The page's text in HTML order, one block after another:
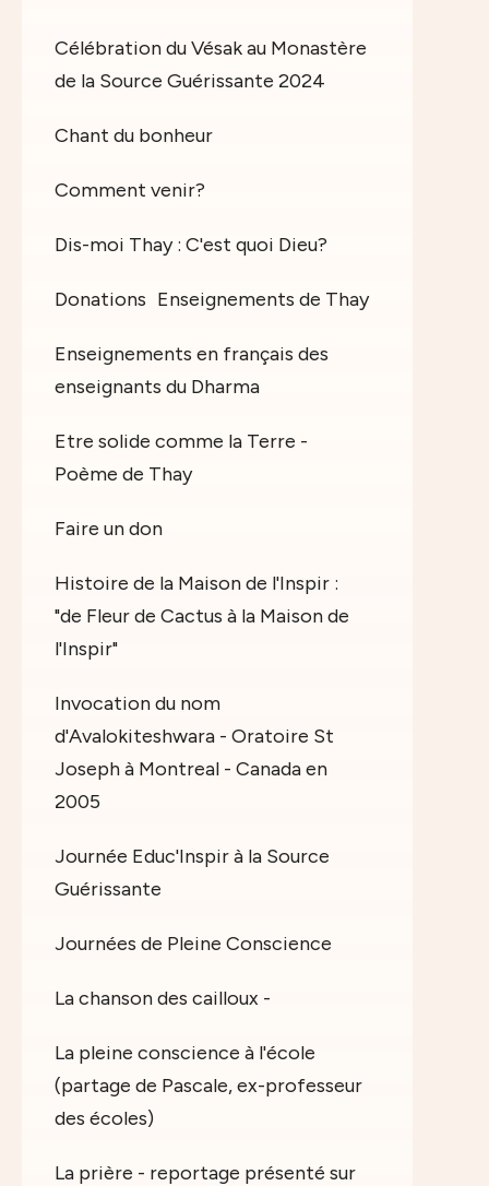
Célébration du Vésak au Monastère
de la Source Guérissante 2024
Chant du bonheur
Comment venir?
Dis-moi Thay : C'est quoi Dieu?
Donations Enseignements de Thay
Enseignements en français des
enseignants du Dharma
Etre solide comme la Terre -
Poème de Thay
Faire un don
Histoire de la Maison de l'Inspir :
"de Fleur de Cactus à la Maison de
l'Inspir"
Invocation du nom
d'Avalokiteshwara - Oratoire St
Joseph à Montreal - Canada en
2005
Journée Educ'Inspir à la Source
Guérissante
Journées de Pleine Conscience
La chanson des cailloux -
La pleine conscience à l'école
(partage de Pascale, ex-professeur
des écoles)
La prière - reportage présenté sur